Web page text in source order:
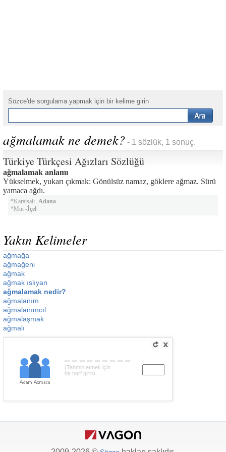
Sözce'de sorgulama yapmak için bir kelime girin
ağmalamak ne demek? - 1 sözlük, 1 sonuç.
Türkiye Türkçesi Ağızları Sözlüğü
ağmalamak anlamı
Yükselmek, yukarı çıkmak: Gönülsüz namaz, göklere ağmaz. Sürü
yamaca ağdı.
*Karaisalı -Adana
*Mut -İçel
Yakın Kelimeler
ağmağa
ağmağeni
ağmak
ağmak ıslıyan
ağmalamak nedir?
ağmalanım
ağmalanımcıl
ağmalaşmak
ağmalı
(Tahmin etmek için
bir harf girin)